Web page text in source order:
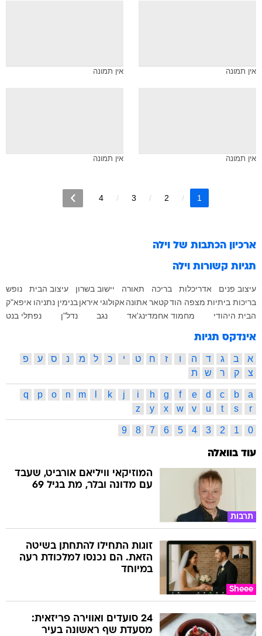
אין תמונה אין תמונה
אין תמונה אין תמונה
1
2
3
4
ארכיון הכתבות של וילה
תגיות קשורות וילה
עיצוב פנים אדריכלות בריכה תאורה יישוב בשרון עיצוב הבית
נופש
בריכות ביתיות מצפה הודקטאר אתונה אקולוגי איראן בנימין נתניהו איפא"ק
הבית היהודי
מחמוד אחמדינג'אד נגב נדל"ן נפתלי בנט
אינדקס תגיות
א ב ג ד ה ו ז ח ט י כ ל מ נ ס ע
פ
צ
ק ר ש ת
a
b
c
d
e
f
g
h
i
j
k
m
n
o
p
q
r
s
t
u
v
w
x
y
z
0
1
2
3
4
5
6
7
8
9
עוד בוואלה
תרבות
המוזיקאי וויליאם אורביט, שעבד
עם מדונה ובלר, מת בגיל 69
Sheee
זוגות התחילו להתחתן בשיטה
הזאת. הם נכנסו למלכודת רעה
במיוחד
24 סועדים ואווירה פריזאית:
מסעדת שף ראשונה בעיר